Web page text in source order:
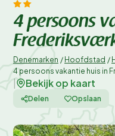
4 persoons
Denemarken / Hoofdstad /
4 persoons vakantie huis in
Bekijk op kaart
Delen Opslaan